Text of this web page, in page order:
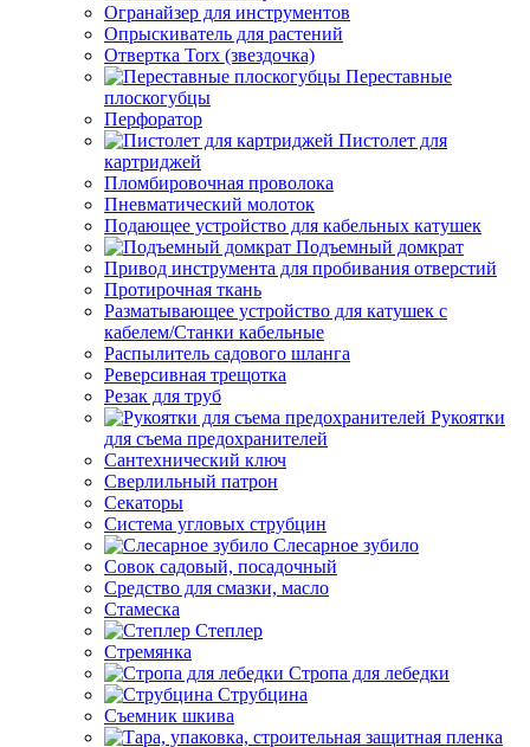
Огранайзер для инструментов
Опрыскиватель для растений
Отвертка Torx (звездочка)
Переставные
плоскогубцы
Перфоратор
Пистолет для
картриджей
Пломбировочная проволока
Пневматический молоток
Подающее устройство для кабельных катушек
Подъемный домкрат
Привод инструмента для пробивания отверстий
Протирочная ткань
Разматывающее устройство для катушек с
кабелем/Станки кабельные
Распылитель садового шланга
Реверсивная трещотка
Резак для труб
Рукоятки
для съема предохранителей
Сантехнический ключ
Сверлильный патрон
Секаторы
Система угловых струбцин
Слесарное зубило
Совок садовый, посадочный
Средство для смазки, масло
Стамеска
Степлер
Стремянка
Стропа для лебедки
Струбцина
Съемник шкива